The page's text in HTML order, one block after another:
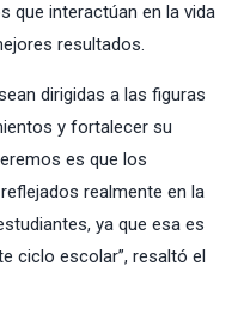
que interactúan en la vida
resultados.
dirigidas a las figuras
y fortalecer su
es que los
realmente en la
ya que esa es
ciclo escolar”, resaltó el